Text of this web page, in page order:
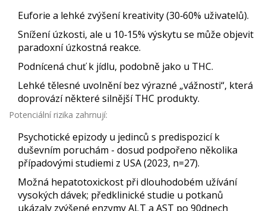
Euforie a lehké zvýšení kreativity (30‑60% uživatelů).
Snížení úzkosti, ale u 10‑15% výskytu se může objevit
paradoxní úzkostná reakce.
Podnícená chuť k jídlu, podobně jako u THC.
Lehké tělesné uvolnění bez výrazné „vážnosti“, která
doprovází některé silnější THC produkty.
Potenciální rizika zahrnují:
Psychotické epizody u jedinců s predispozicí k
duševním poruchám - dosud podpořeno několika
případovými studiemi z USA (2023, n=27).
Možná hepatotoxickost při dlouhodobém užívání
vysokých dávek; předklinické studie u potkanů
ukázaly zvýšené enzymy ALT a AST po 90dnech